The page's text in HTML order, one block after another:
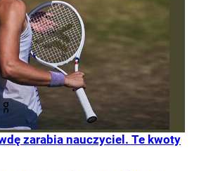
zarabia nauczyciel. Te kwoty